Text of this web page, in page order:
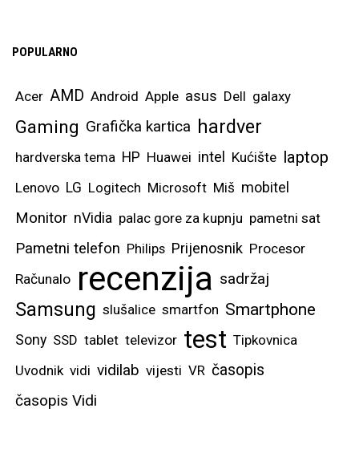
POPULARNO
Acer AMD Android Apple asus Dell galaxy
Gaming Grafička kartica hardver
hardverska tema HP Huawei intel Kućište laptop
Lenovo LG Logitech Microsoft Miš mobitel
Monitor nVidia palac gore za kupnju pametni sat
Pametni telefon Philips Prijenosnik Procesor
Računalo recenzija sadržaj
Samsung slušalice smartfon Smartphone
Sony SSD tablet televizor test Tipkovnica
Uvodnik vidi vidilab vijesti VR časopis
časopis Vidi